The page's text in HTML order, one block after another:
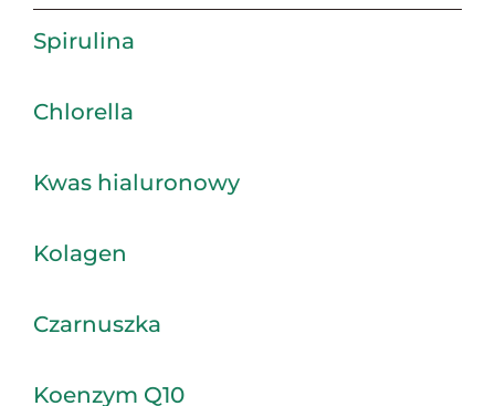
Spirulina
Chlorella
Kwas hialuronowy
Kolagen
Czarnuszka
Koenzym Q10